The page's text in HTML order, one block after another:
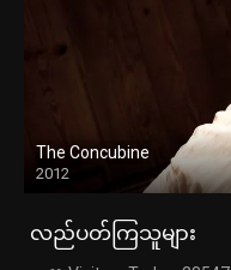
The Concubine
2012
လည်ပတ်ကြသူများ